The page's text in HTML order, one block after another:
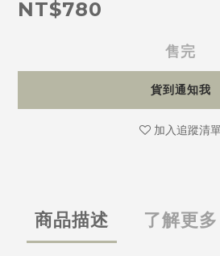
NT$780
售完
貨到通知我
加入追蹤清
商品描述 了解更多